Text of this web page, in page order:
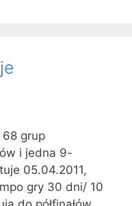
68 grup
i jedna 9-
05.04.2011,
gry 30 dni/ 10